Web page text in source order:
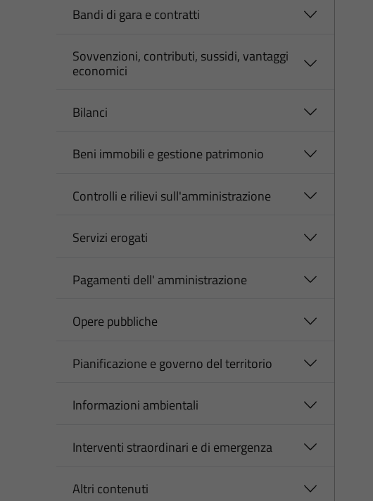
Bandi di gara e contratti
Sovvenzioni, contributi, sussidi, vantaggi
economici
Bilanci
Beni immobili e gestione patrimonio
Controlli e rilievi sull'amministrazione
Servizi erogati
Pagamenti dell' amministrazione
Opere pubbliche
Pianificazione e governo del territorio
Informazioni ambientali
Interventi straordinari e di emergenza
Altri contenuti